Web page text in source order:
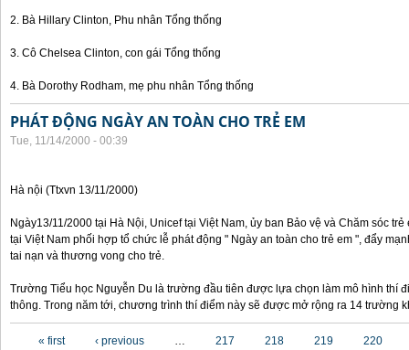
2. Bà Hillary Clinton, Phu nhân Tổng thống
3. Cô Chelsea Clinton, con gái Tổng thống
4. Bà Dorothy Rodham, mẹ phu nhân Tổng thống
PHÁT ĐỘNG NGÀY AN TOÀN CHO TRẺ EM
Tue, 11/14/2000 - 00:39
Hà nội (Ttxvn 13/11/2000)
Ngày13/11/2000 tại Hà Nội, Unicef tại Việt Nam, ủy ban Bảo vệ và Chăm sóc
tại Việt Nam phối hợp tổ chức lễ phát động " Ngày an toàn cho trẻ em ", đẩy
tai nạn và thương vong cho trẻ.
Trường Tiểu học Nguyễn Du là trường đầu tiên được lựa chọn làm mô hình thí
thông. Trong năm tới, chương trình thí điểm này sẽ được mở rộng ra 14 trường
« first ‹ previous … 217 218 219
220